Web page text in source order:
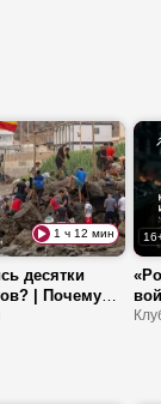
1 ч 12 мин
десятки
| Почему